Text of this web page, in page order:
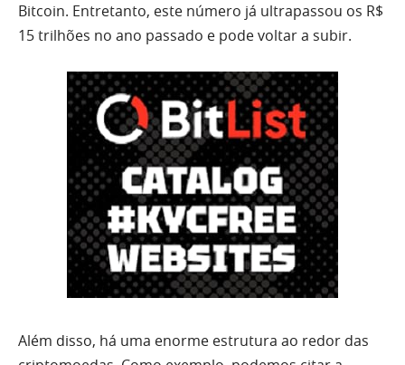
Bitcoin. Entretanto, este número já ultrapassou os R$
15 trilhões no ano passado e pode voltar a subir.
Além disso, há uma enorme estrutura ao redor das